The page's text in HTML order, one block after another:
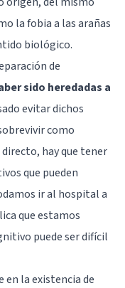
la fobia a las arañas
biológico.
de
sido heredadas a
evitar dichos
como
directo, hay que tener
que pueden
ir al hospital a
que estamos
puede ser difícil
en la existencia de